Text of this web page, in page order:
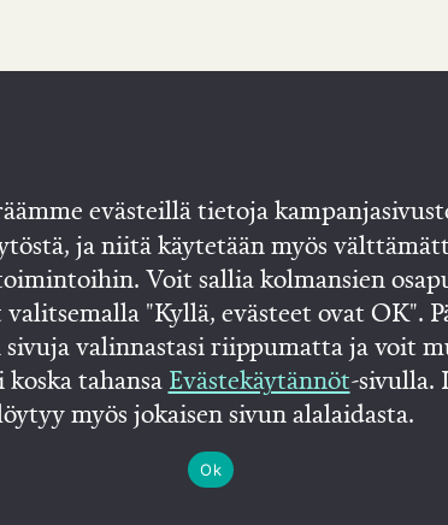
Tietosuojaseloste
evästeillä tietoja
ja niitä käytetään myös
Voit sallia kolmansien
valitsemalla "Kyllä, evästeet ovat OK".
sivuja valinnastasi riippumatta ja voit
tahansa Evästekäytännöt-sivulla.
myös jokaisen sivun alalaidasta.
Ok